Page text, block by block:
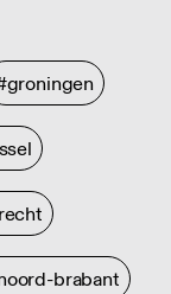
brabant